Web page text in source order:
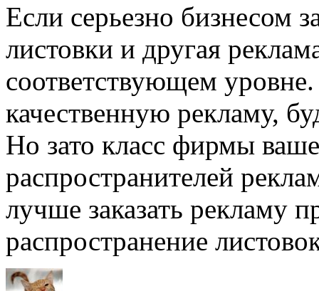
Если серьезно бизнесом
листовки и другая
соответствующем
качественную рекламу,
Но зато класс фирмы
распространителей
лучше заказать рекламу
распространение